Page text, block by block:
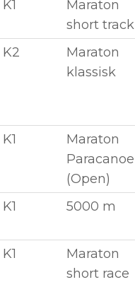
K1
Maraton
short track
K2
Maraton
klassisk
K1
Maraton
Paracanoe
(Open)
K1 5000 m
K1
Maraton
short race